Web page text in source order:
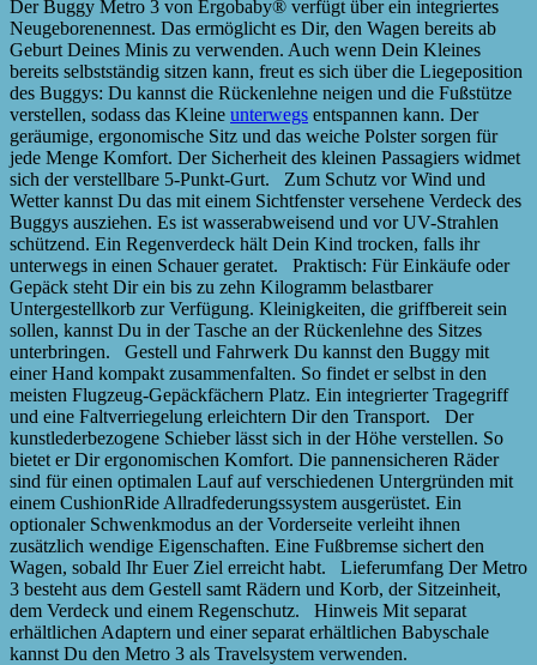
Der Buggy Metro 3 von Ergobaby® verfügt über ein integriertes
Neugeborenennest. Das ermöglicht es Dir, den Wagen bereits ab
Geburt Deines Minis zu verwenden. Auch wenn Dein Kleines
bereits selbstständig sitzen kann, freut es sich über die Liegeposition
des Buggys: Du kannst die Rückenlehne neigen und die Fußstütze
verstellen, sodass das Kleine unterwegs entspannen kann. Der
geräumige, ergonomische Sitz und das weiche Polster sorgen für
jede Menge Komfort. Der Sicherheit des kleinen Passagiers widmet
sich der verstellbare 5-Punkt-Gurt. Zum Schutz vor Wind und
Wetter kannst Du das mit einem Sichtfenster versehene Verdeck des
Buggys ausziehen. Es ist wasserabweisend und vor UV-Strahlen
schützend. Ein Regenverdeck hält Dein Kind trocken, falls ihr
unterwegs in einen Schauer geratet. Praktisch: Für Einkäufe oder
Gepäck steht Dir ein bis zu zehn Kilogramm belastbarer
Untergestellkorb zur Verfügung. Kleinigkeiten, die griffbereit sein
sollen, kannst Du in der Tasche an der Rückenlehne des Sitzes
unterbringen. Gestell und Fahrwerk Du kannst den Buggy mit
einer Hand kompakt zusammenfalten. So findet er selbst in den
meisten Flugzeug-Gepäckfächern Platz. Ein integrierter Tragegriff
und eine Faltverriegelung erleichtern Dir den Transport. Der
kunstlederbezogene Schieber lässt sich in der Höhe verstellen. So
bietet er Dir ergonomischen Komfort. Die pannensicheren Räder
sind für einen optimalen Lauf auf verschiedenen Untergründen mit
einem CushionRide Allradfederungssystem ausgerüstet. Ein
optionaler Schwenkmodus an der Vorderseite verleiht ihnen
zusätzlich wendige Eigenschaften. Eine Fußbremse sichert den
Wagen, sobald Ihr Euer Ziel erreicht habt. Lieferumfang Der Metro
3 besteht aus dem Gestell samt Rädern und Korb, der Sitzeinheit,
dem Verdeck und einem Regenschutz. Hinweis Mit separat
erhältlichen Adaptern und einer separat erhältlichen Babyschale
kannst Du den Metro 3 als Travelsystem verwenden.